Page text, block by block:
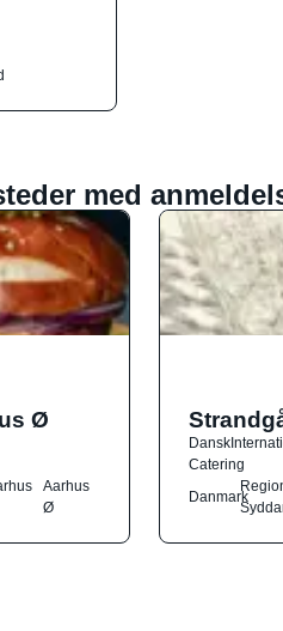
med
Ø
Aarhus
Ø
Dansk
Catering
Danmark